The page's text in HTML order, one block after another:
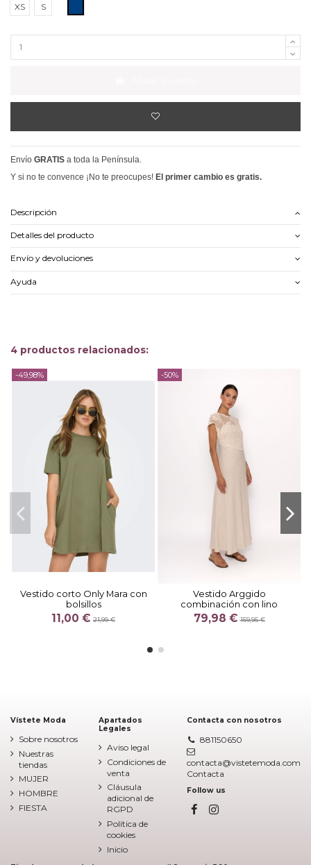
XS
S
Envío GRATIS a toda la Península.
Y si no te convence ¡No te preocupes! El primer cambio es gratis.
Descripción
Detalles del producto
Envío y devoluciones
Ayuda
4 productos relacionados:
-49,98%
Vestido corto Only Mara con
bolsillos
11,00 € 21,99 €
-50%
Vestido Arggido
combinación con lino
79,98 €159,95 €
Vístete Moda
Sobre nosotros
Nuestras
tiendas
MUJER
HOMBRE
FIESTA
Apartados
Legales
Aviso legal
Condiciones de
venta
Cláusula
adicional de
RGPD
Política de
cookies
Inicio
Contacta con nosotros
881150650
contacta@vistetemoda.com
Contacta
Follow us